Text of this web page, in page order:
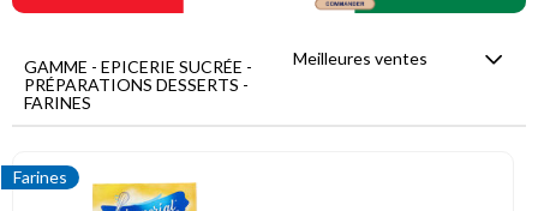
Menu
principal
sucrée
GAMME - EPICERIE SUCRÉE -
PRÉPARATIONS DESSERTS -
FARINES
Meilleures ventes
Farines